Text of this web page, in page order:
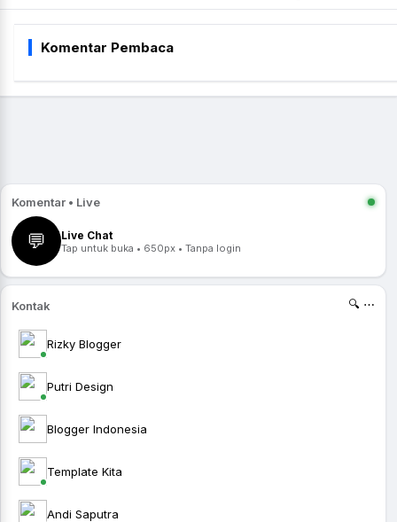
Komentar Pembaca
Komentar • Live
💬 Live Chat
Tap untuk buka • 650px • Tanpa login
Kontak 🔍 ⋯
Rizky Blogger
Putri Design
Blogger Indonesia
Template Kita
Andi Saputra